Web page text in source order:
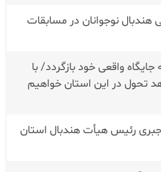
هندبال نوجوانان در مسابقات
جایگاه واقعی خود بازگردد/ با
تحول در این استان خواهیم
رئیس هیأت هندبال استان